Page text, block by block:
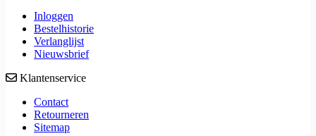
Inloggen
Bestelhistorie
Verlanglijst
Nieuwsbrief
Klantenservice
Contact
Retourneren
Sitemap